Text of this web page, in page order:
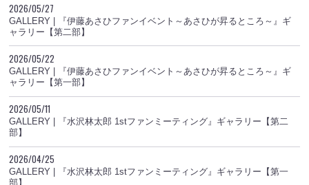
2026/05/27
GALLERY | 『伊藤あさひファンイベント～あさひが昇るところ～』ギ
ャラリー【第二部】
2026/05/22
GALLERY | 『伊藤あさひファンイベント～あさひが昇るところ～』ギ
ャラリー【第一部】
2026/05/11
GALLERY | 『水沢林太郎 1stファンミーティング』ギャラリー【第二
部】
2026/04/25
GALLERY | 『水沢林太郎 1stファンミーティング』ギャラリー【第一
部】